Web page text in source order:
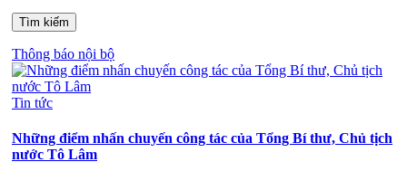
Thông báo nội bộ
Tin tức
Những điểm nhấn chuyến công tác của Tổng Bí thư, Chủ tịch
nước Tô Lâm